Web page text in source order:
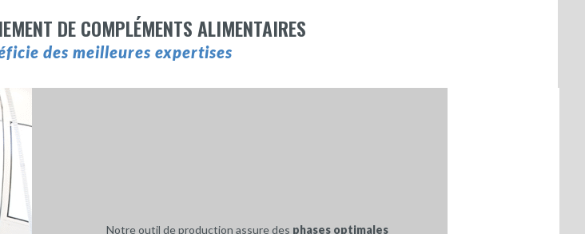
DE COMPLÉMENTS ALIMENTAIRES
des meilleures expertises
Notre outil de production assure des phases optimales